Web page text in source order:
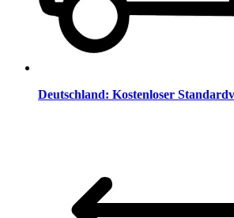
Deutschland: Kostenloser